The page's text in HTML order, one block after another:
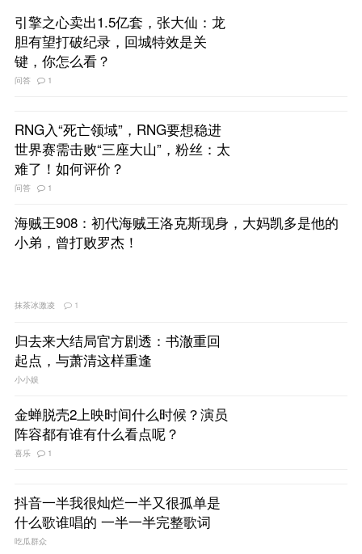
引擎之心卖出1.5亿套，张大仙：龙
胆有望打破纪录，回城特效是关
键，你怎么看？
问答 1
RNG入“死亡领域”，RNG要想稳进
世界赛需击败“三座大山”，粉丝：太
难了！如何评价？
问答 1
海贼王908：初代海贼王洛克斯现身，大妈凯多是他的
小弟，曾打败罗杰！
抹茶冰激凌 1
归去来大结局官方剧透：书澈重回
起点，与萧清这样重逢
小小娱
金蝉脱壳2上映时间什么时候？演员
阵容都有谁有什么看点呢？
喜乐 1
抖音一半我很灿烂一半又很孤单是
什么歌谁唱的 一半一半完整歌词
吃瓜群众